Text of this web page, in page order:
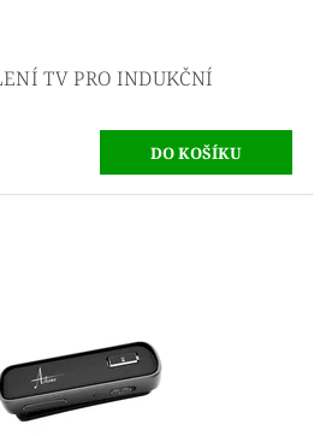
TV PRO INDUKČNÍ